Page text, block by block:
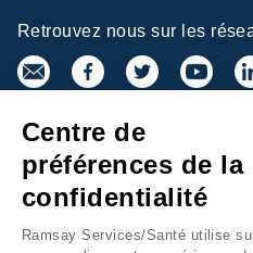
Retrouvez nous sur les
Inscrivez-vous à la newsletter
Centre de
préférences de la
confidentialité
Ramsay Services/Santé utilise